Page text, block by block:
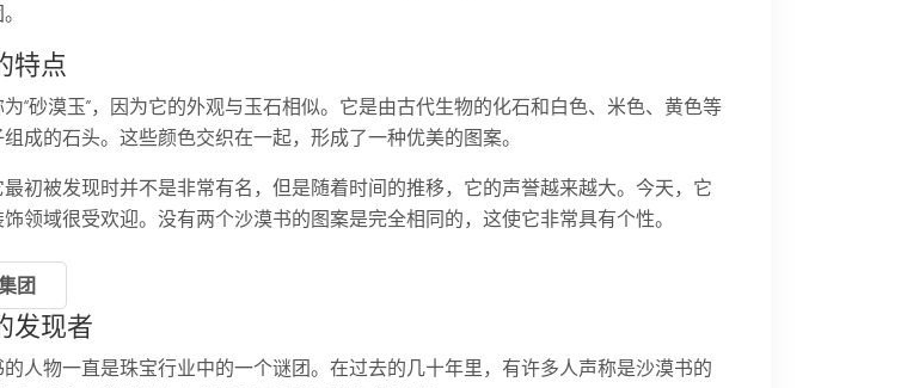
特点
“砂漠玉”，因为它的外观与玉石相似。它是由古代生物的化石和白色、米色、黄色等
成的石头。这些颜色交织在一起，形成了一种优美的图案。
初被发现时并不是非常有名，但是随着时间的推移，它的声誉越来越大。今天，它
领域很受欢迎。没有两个沙漠书的图案是完全相同的，这使它非常具有个性。
团
发现者
人物一直是珠宝行业中的一个谜团。在过去的几十年里，有许多人声称是沙漠书的